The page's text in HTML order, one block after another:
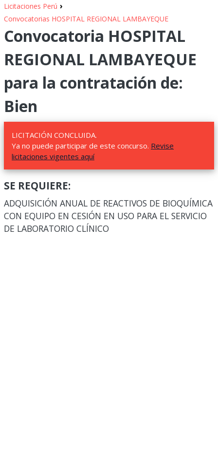
Licitaciones Perú ›
Convocatorias HOSPITAL REGIONAL LAMBAYEQUE
Convocatoria HOSPITAL
REGIONAL LAMBAYEQUE
para la contratación de:
Bien
LICITACIÓN CONCLUIDA.
Ya no puede participar de este concurso. Revise
licitaciones vigentes aquí
SE REQUIERE:
ADQUISICIÓN ANUAL DE REACTIVOS DE BIOQUÍMICA
CON EQUIPO EN CESIÓN EN USO PARA EL SERVICIO
DE LABORATORIO CLÍNICO